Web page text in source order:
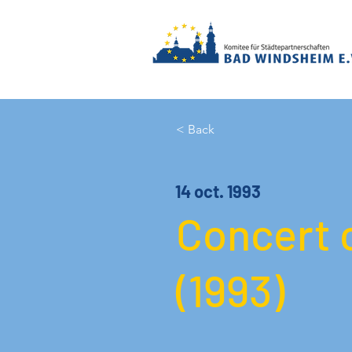
< Back
14 oct. 1993
Concert
(1993)